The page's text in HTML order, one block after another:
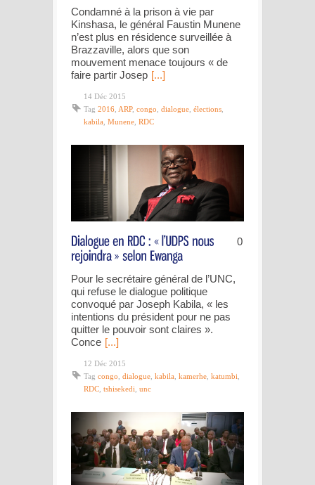
Condamné à la prison à vie par
Kinshasa, le général Faustin Munene
n’est plus en résidence surveillée à
Brazzaville, alors que son
mouvement menace toujours « de
faire partir Josep [...]
14 Déc 2015
Tag 2016 ARP, congo dialogue élections
kabila Munene RDC
0
Pour le secrétaire général de l’UNC,
qui refuse le dialogue politique
convoqué par Joseph Kabila, « les
intentions du président pour ne pas
quitter le pouvoir sont claires ».
Conce [...]
12 Déc 2015
Tag congo dialogue kabila kamerhe katumbi
RDC tshisekedi unc